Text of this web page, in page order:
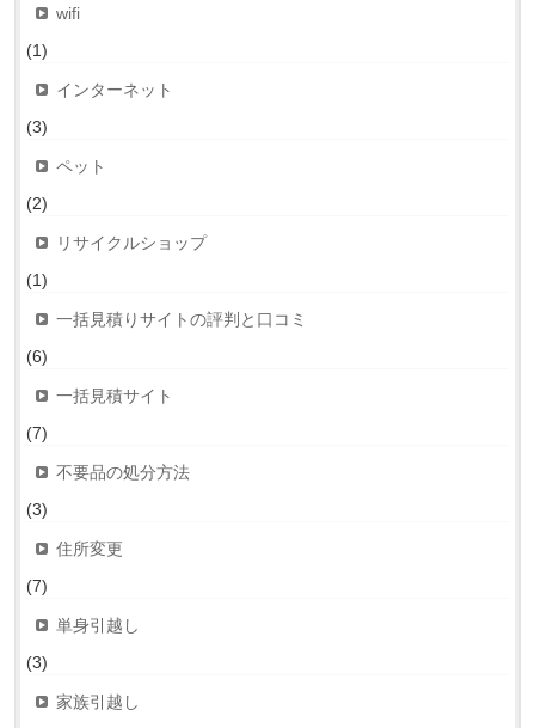
wifi
(1)
インターネット
(3)
ペット
(2)
リサイクルショップ
(1)
一括見積りサイトの評判と口コミ
(6)
一括見積サイト
(7)
不要品の処分方法
(3)
住所変更
(7)
単身引越し
(3)
家族引越し